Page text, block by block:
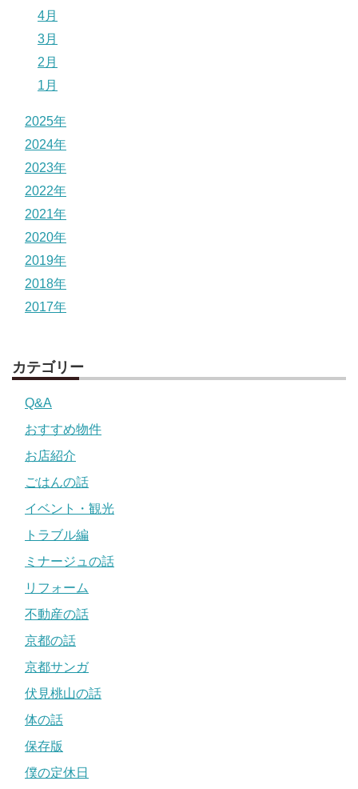
4月
3月
2月
1月
2025年
2024年
2023年
2022年
2021年
2020年
2019年
2018年
2017年
カテゴリー
Q&A
おすすめ物件
お店紹介
ごはんの話
イベント・観光
トラブル編
ミナージュの話
リフォーム
不動産の話
京都の話
京都サンガ
伏見桃山の話
体の話
保存版
僕の定休日